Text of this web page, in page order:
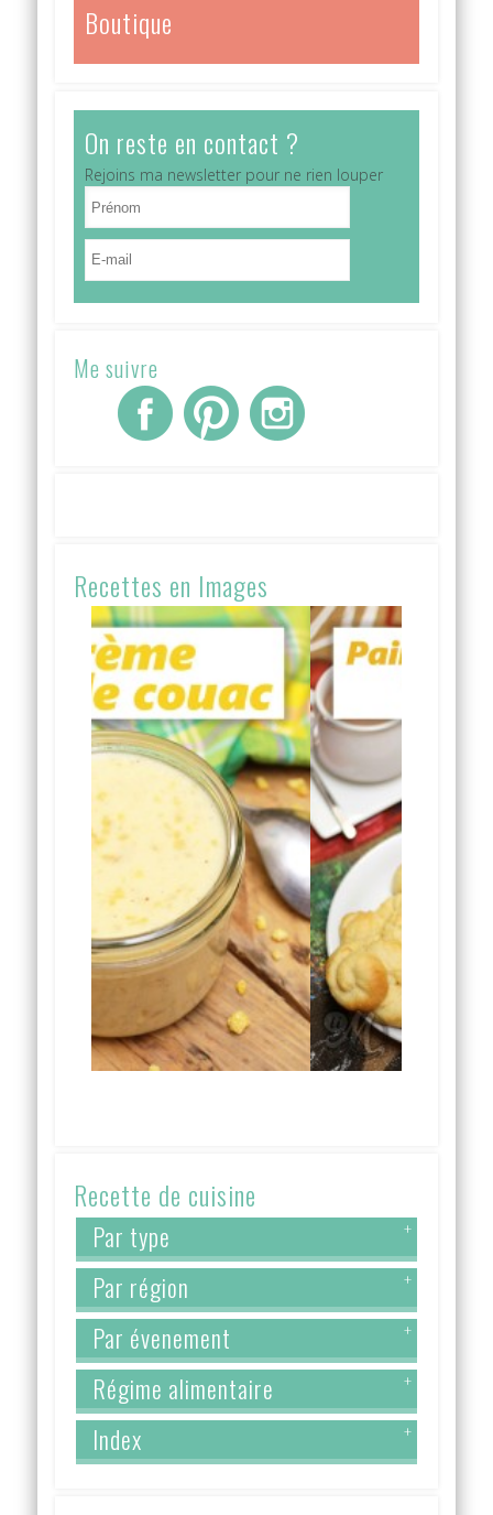
Boutique
On reste en contact ?
Rejoins ma newsletter pour ne rien louper
Me suivre
Recettes en Images
Recette de cuisine
Par type +
Par région +
Par évenement +
Régime alimentaire +
Index +